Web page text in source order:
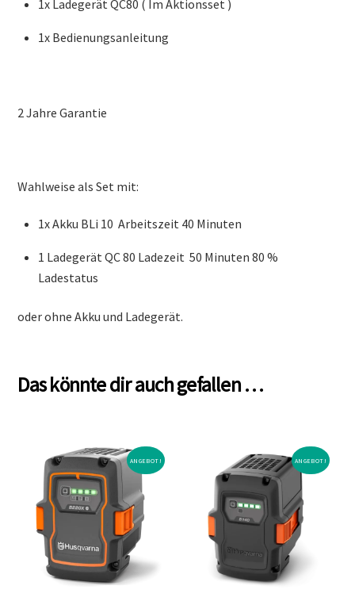
1x Ladegerät QC80 ( Im Aktionsset )
1x Bedienungsanleitung
2 Jahre Garantie
Wahlweise als Set mit:
1x Akku BLi 10 Arbeitszeit 40 Minuten
1 Ladegerät QC 80 Ladezeit 50 Minuten 80 %
Ladestatus
oder ohne Akku und Ladegerät.
Das könnte dir auch gefallen …
ANGEBOT! ANGEBOT!